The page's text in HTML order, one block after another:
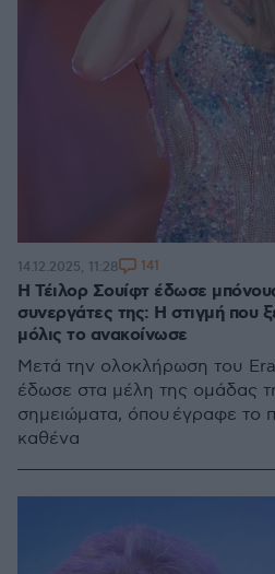
Η Τέιλορ Σουίφτ έδωσε
συνεργάτες της: Η στιγμή που
μόλις το ανακοίνωσε
Μετά την ολοκλήρωση του
έδωσε στα μέλη της ομάδας
σημειώματα, όπου έγραφε το
καθένα
14.12.2025, 11:28 141